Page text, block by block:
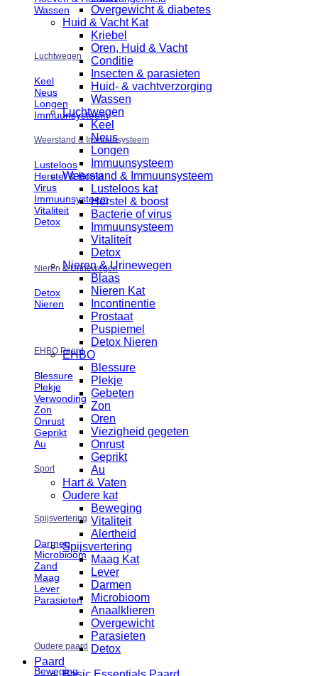
Wassen
Luchtwegen
Keel
Neus
Longen
Immuunsysteem
Weerstand & Immuunsysteem
Lusteloos
Herstel & Boost
Virus
Immuunsysteem
Vitaliteit
Detox
Nieren & Urinewegen
Detox
Nieren
EHBO Paard
Blessure
Plekje
Verwonding
Zon
Onrust
Geprikt
Au
Sport
Spijsvertering
Darmen
Microbioom
Zand
Maag
Lever
Parasieten
Oudere paard
Beweging
Overgewicht & diabetes
Huid & Vacht Kat
Kriebel
Oren, Huid & Vacht
Conditie
Insecten & parasieten
Huid- & vachtverzorging
Wassen
Luchtwegen
Keel
Neus
Longen
Immuunsysteem
Weerstand & Immuunsysteem
Lusteloos kat
Herstel & boost
Bacterie of virus
Immuunsysteem
Vitaliteit
Detox
Nieren & Urinewegen
Blaas
Nieren Kat
Incontinentie
Prostaat
Puspiemel
Detox Nieren
EHBO
Blessure
Plekje
Gebeten
Zon
Oren
Viezigheid gegeten
Onrust
Geprikt
Au
Hart & Vaten
Oudere kat
Beweging
Vitaliteit
Alertheid
Spijsvertering
Maag Kat
Lever
Darmen
Microbioom
Anaalklieren
Overgewicht
Parasieten
Detox
Paard